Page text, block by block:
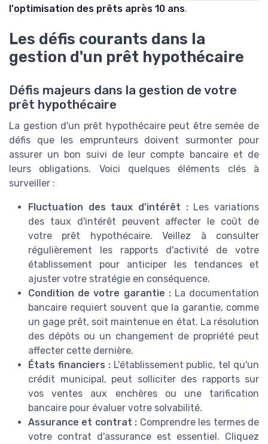
l'optimisation des prêts après 10 ans.
Les défis courants dans la
gestion d'un prêt hypothécaire
Défis majeurs dans la gestion de votre
prêt hypothécaire
La gestion d'un prêt hypothécaire peut être semée de
défis que les emprunteurs doivent surmonter pour
assurer un bon suivi de leur compte bancaire et de
leurs obligations. Voici quelques éléments clés à
surveiller :
Fluctuation des taux d'intérêt :Les variations
des taux d'intérêt peuvent affecter le coût de
votre prêt hypothécaire. Veillez à consulter
régulièrement les rapports d'activité de votre
établissement pour anticiper les tendances et
ajuster votre stratégie en conséquence.
Condition de votre garantie :La documentation
bancaire requiert souvent que la garantie, comme
un gage prêt, soit maintenue en état. La résolution
des dépôts ou un changement de propriété peut
affecter cette dernière.
États financiers :L'établissement public, tel qu'un
crédit municipal, peut solliciter des rapports sur
vos ventes aux enchères ou une tarification
bancaire pour évaluer votre solvabilité.
Assurance et contrat : Comprendre les termes de
votre contrat d'assurance est essentiel. Cliquez